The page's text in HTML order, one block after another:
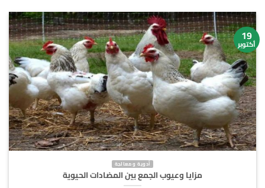
أدوية و معالجة
مزايا وعيوب الجمع بين المضادات الحيوية
19
أكتوبر